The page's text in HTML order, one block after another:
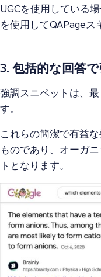
UGCを使用している場
を使用してQAPageス
3. 包括的な回答
強調スニペットは、
す。
これらの簡潔で有益
ものであり、オーガ
トとなります。